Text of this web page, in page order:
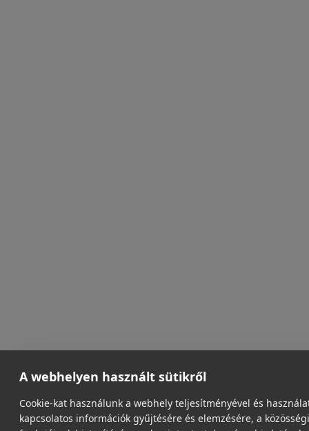
A webhelyen használt sütikről
Cookie-kat használunk a webhely teljesítményével és
kapcsolatos információk gyűjtésére és elemzésére, a